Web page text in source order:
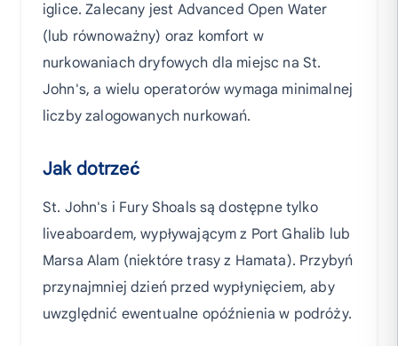
iglice. Zalecany jest Advanced Open Water
(lub równoważny) oraz komfort w
nurkowaniach dryfowych dla miejsc na St.
John's, a wielu operatorów wymaga minimalnej
liczby zalogowanych nurkowań.
Jak dotrzeć
St. John's i Fury Shoals są dostępne tylko
liveaboardem, wypływającym z Port Ghalib lub
Marsa Alam (niektóre trasy z Hamata). Przybyń
przynajmniej dzień przed wypłynięciem, aby
uwzględnić ewentualne opóźnienia w podróży.